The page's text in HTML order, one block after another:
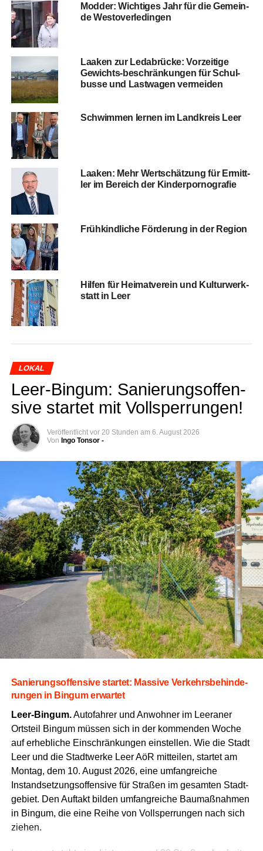
Mod­der: Wich­ti­ges Jahr für die Gemein­
de Westoverledingen
Laa­ken zur Leda­brü­cke: Vor­zei­ti­ge
Gewichts-beschrän­kun­gen für Schul­
bus­se und Last­wa­gen vermeiden
Schwim­men ler­nen im Land­kreis Leer
Laa­ken: Mehr Wert­schät­zung für Ermitt­
ler im Bereich der Kinderpornografie
Früh­kind­li­che För­de­rung in der Region
Hil­fen für Hei­mat­ver­ein und Kul­tur­werk­
statt in Leer
LOKAL
Leer-Bin­gum: Sanie­rungs­of­fen­
si­ve star­tet mit Vollsperrungen!
Veröffentlicht vor 20 Stunden am 6. August 2026
Von Ingo Tonsor -
Sanie­rungs­of­fen­si­ve star­tet: Mas­si­ve Ver­kehrs­be­hin­de­
run­gen in Bin­gum erwartet
Leer-Bin­gum.Auto­fah­rer und Anwoh­ner im Leera­ner
Orts­teil Bin­gum müs­sen sich in der kom­men­den Woche
auf erheb­li­che Ein­schrän­kun­gen ein­stel­len. Wie die Stadt
Leer und die Stadt­wer­ke Leer AöR mit­tei­len, star­tet am
Mon­tag, dem 10. August 2026, eine umfang­rei­che
Instand­set­zungs­of­fen­si­ve für Stra­ßen im gesam­ten Stadt­
ge­biet. Den Auf­takt bil­den umfang­rei­che Bau­maß­nah­men
in Bin­gum, die eine Rei­he von Voll­sper­run­gen nach sich
ziehen.